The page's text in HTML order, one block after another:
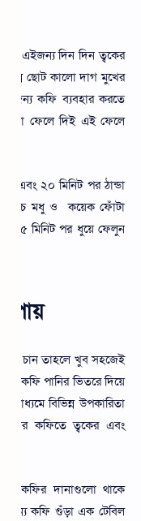
এইজন্য দিন দিন ত্বকের
ছোট কালো দাগ মুখের
জন্য কফি ব্যবহার করতে
ফেলে দিই এই ফেলে
এবং ২০ মিনিট পর ঠান্ডা
চামচ মধু ও কয়েক ফোঁটা
১৫ মিনিট পর ধুয়ে ফেলুন
যদি চান তাহলে খুব সহজেই
কফি পানির ভিতরে দিয়ে
মাধ্যমে বিভিন্ন উপকারিতা
আবার কফিতে ত্বকের এবং
কফির দানাগুলো থাকে
জন্য কফি গুঁড়া এক টেবিল